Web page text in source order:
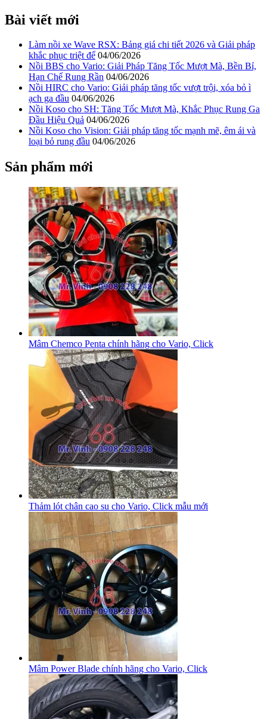
Bài viết mới
Làm nồi xe Wave RSX: Bảng giá chi tiết 2026 và Giải pháp
khắc phục triệt để 04/06/2026
Nồi BBS cho Vario: Giải Pháp Tăng Tốc Mượt Mà, Bền Bỉ,
Hạn Chế Rung Rần 04/06/2026
Nồi HIRC cho Vario: Giải pháp tăng tốc vượt trội, xóa bỏ ì
ạch ga đầu 04/06/2026
Nồi Koso cho SH: Tăng Tốc Mượt Mà, Khắc Phục Rung Ga
Đầu Hiệu Quả 04/06/2026
Nồi Koso cho Vision: Giải pháp tăng tốc mạnh mẽ, êm ái và
loại bỏ rung đầu 04/06/2026
Sản phẩm mới
Mâm Chemco Penta chính hãng cho Vario, Click
Thảm lót chân cao su cho Vario, Click mẫu mới
Mâm Power Blade chính hãng cho Vario, Click